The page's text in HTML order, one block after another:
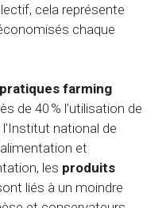
cela représente
chaque
pratiques farming
de 40 % l’utilisation de
national de
et
les produits
liés à un moindre